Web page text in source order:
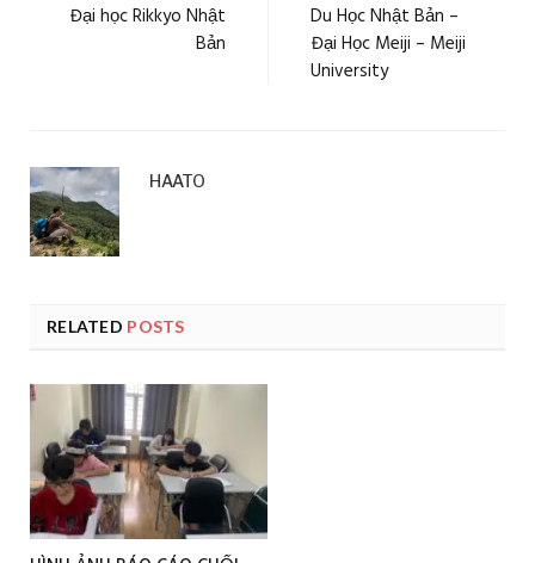
Đại học Rikkyo Nhật
Bản
Du Học Nhật Bản –
Đại Học Meiji – Meiji
University
HAATO
RELATED POSTS